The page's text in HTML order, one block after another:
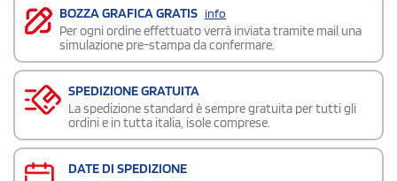
BOZZA GRAFICA GRATIS info
Per ogni ordine effettuato verrà inviata tramite mail una
simulazione pre-stampa da confermare.
SPEDIZIONE GRATUITA
La spedizione standard è sempre gratuita per tutti gli
ordini e in tutta italia, isole comprese.
DATE DI SPEDIZIONE